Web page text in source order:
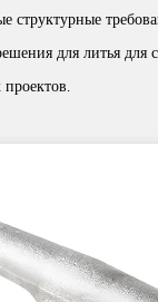
структурные
для литья для